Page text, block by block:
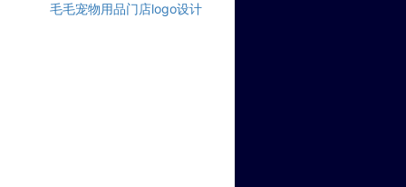
毛毛宠物用品门店logo设计